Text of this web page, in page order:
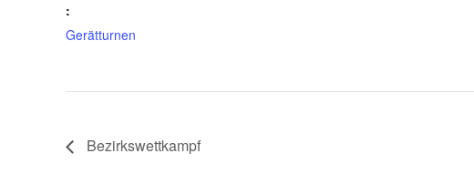
:
Gerätturnen
Bezirkswettkampf